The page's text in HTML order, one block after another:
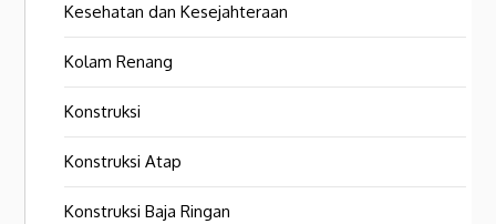
Kesehatan dan Kesejahteraan
Kolam Renang
Konstruksi
Konstruksi Atap
Konstruksi Baja Ringan